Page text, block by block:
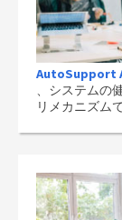
AutoSupport
、システムの
リメカニズムで